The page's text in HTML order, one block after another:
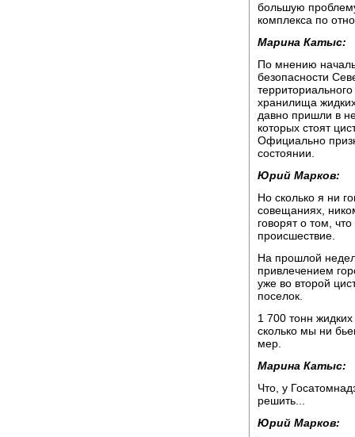
большую
комплекса по
Марина Катыс:
По мнению
безопасности
хранилища
давно пришли в
которых стоят
Официально
состоянии.
Юрий Марков:
Но сколько я ни
совещаниях,
говорят о том,
происшествие.
На прошлой
привлечением
уже во второй
поселок.
1 700 тонн
сколько мы ни
мер.
Марина Катыс:
Что, у
решить...
Юрий Марков: